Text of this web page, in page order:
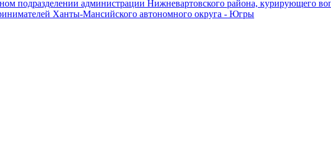
подразделении администрации Нижневартовского района, курирующего
Ханты-Мансийского автономного округа - Югры